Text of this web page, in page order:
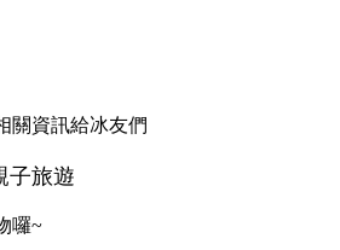
關資訊給冰友們
囉~